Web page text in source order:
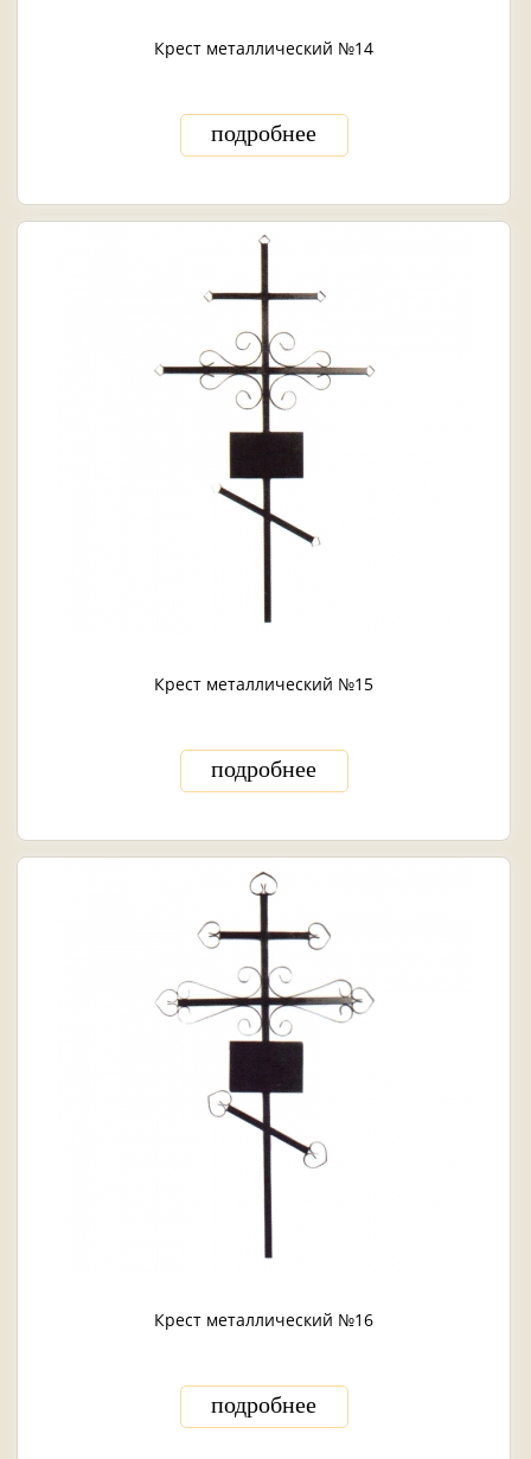
Крест металлический №14
подробнее
Крест металлический №15
подробнее
Крест металлический №16
подробнее